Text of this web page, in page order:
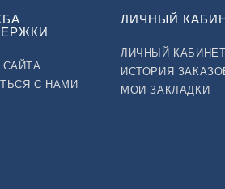
САЙТА
С НАМИ
ЛИЧНЫЙ
ЛИЧНЫЙ КАБИНЕТ
ИСТОРИЯ
МОИ ЗАКЛАДКИ